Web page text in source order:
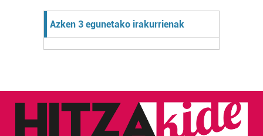
Azken 3 egunetako irakurrienak